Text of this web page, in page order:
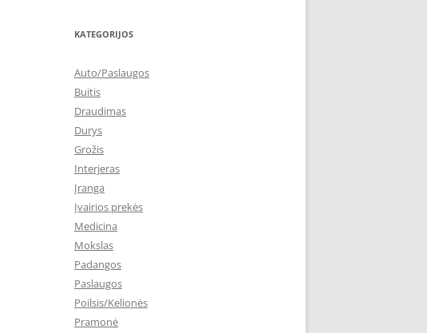
KATEGORIJOS
Auto/Paslaugos
Buitis
Draudimas
Durys
Grožis
Interjeras
Įranga
Įvairios prekės
Medicina
Mokslas
Padangos
Paslaugos
Poilsis/Kelionės
Pramonė